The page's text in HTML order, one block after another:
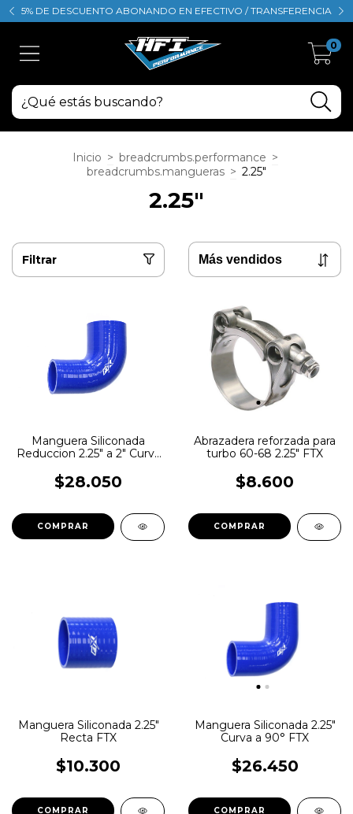
5% DE DESCUENTO ABONANDO EN EFECTIVO / TRANSFERENCIA
0
Inicio > breadcrumbs.performance >
breadcrumbs.mangueras > 2.25"
2.25"
Filtrar
Manguera Siliconada
Reduccion 2.25" a 2" Curva
$28.050
Abrazadera reforzada para
turbo 60-68 2.25" FTX
$8.600
Manguera Siliconada 2.25"
Recta FTX
$10.300
Manguera Siliconada 2.25"
Curva a 90° FTX
$26.450